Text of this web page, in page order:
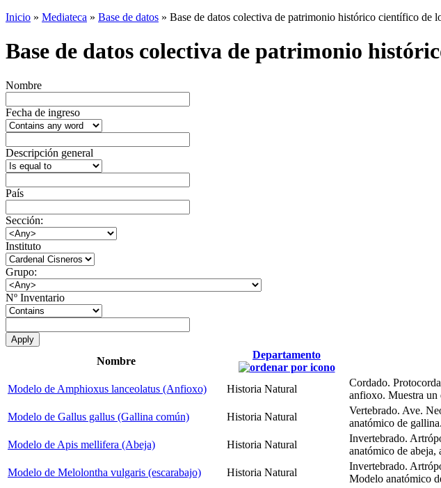
Inicio » Mediateca » Base de datos » Base de datos colectiva de patrimonio histórico científico de
Base de datos colectiva de patrimonio
Nombre
Fecha de ingreso
Descripción general
País
Sección:
Instituto
Grupo:
Nº Inventario
Nombre
Departamento
Modelo de Amphioxus lanceolatus (Anfioxo)
Historia Natural
Cordado.
anfioxo. Muestra un
Modelo de Gallus gallus (Gallina común)
Historia Natural
Vertebrado. Ave.
anatómico de
Modelo de Apis mellifera (Abeja)
Historia Natural
Invertebrado.
anatómico de abeja,
Modelo de Melolontha vulgaris (escarabajo)
Historia Natural
Invertebrado.
Modelo anatómico